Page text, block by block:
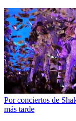
Por conciertos de
más tarde